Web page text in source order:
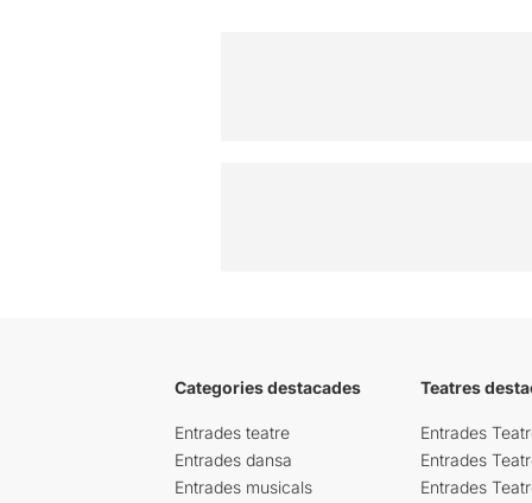
Categories destacades
Entrades teatre
Entrades dansa
Entrades musicals
Teatres
Entrades
Entrades
Entrades